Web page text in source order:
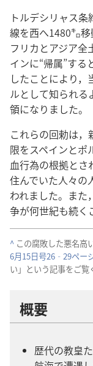
トルデシリャス​
線​を​西​へ​1480​㌔​
フリカ​と​アジア​全
イン​に“帰属”する
し​た​こと​に​より
ル​と​し​て​知ら​れ
領​に​なり​まし​た。
これら​の​回勅​は
限​を​スペイン​と​ポ
血​行為​の​根拠​と​さ
住ん​で​い​た​人々​の​
わ​れ​まし​た。また
争​が​何​世紀​も​続く​
^ この​腐敗​し​た​悪名​高
6​月​15​日​号​26‐29​ペー
い」と​いう​記事​を​ご覧​
概要
歴代​の​教皇​